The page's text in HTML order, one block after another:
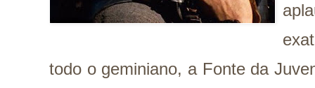
todo o geminiano, a Fonte da